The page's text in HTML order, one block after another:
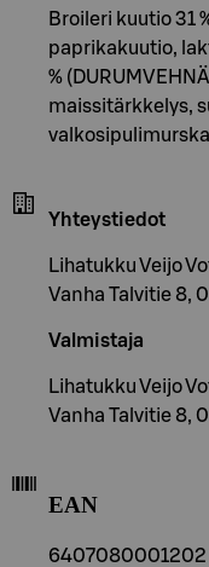
Broileri kuutio 31
paprikakuutio,
%
maissitärkkelys,
Yhteystiedot
Lihatukku Veijo
Vanha Talvitie 8,
Valmistaja
Lihatukku Veijo
Vanha Talvitie 8,
EAN
6407080001202